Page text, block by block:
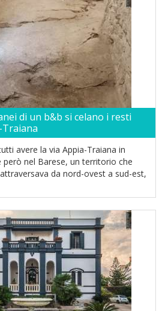
di un b&b si celano i resti
Traiana
avere la via Appia-Traiana in
però nel Barese, un territorio che
da nord-ovest a sud-est,